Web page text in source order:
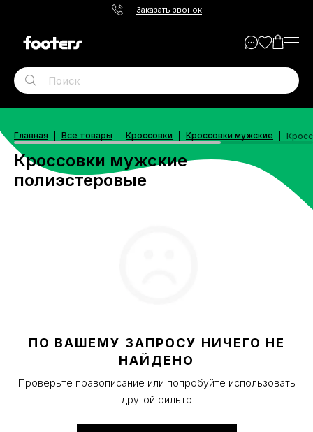
Заказать звонок
Главная Все товары Кроссовки Кроссовки мужские
Кроссовки мужские
полиэстеровые
ПО ВАШЕМУ ЗАПРОСУ НИЧЕГО НЕ
НАЙДЕНО
Проверьте правописание или попробуйте использовать
другой фильтр